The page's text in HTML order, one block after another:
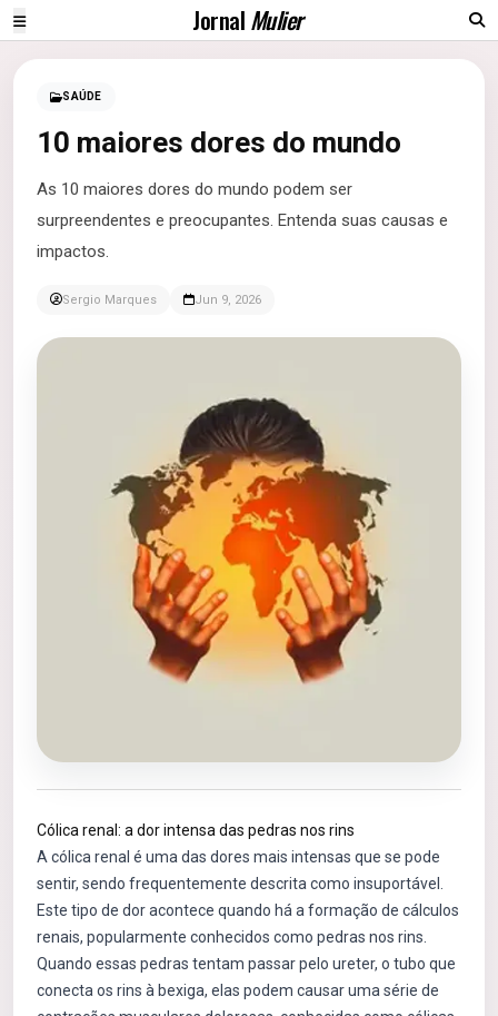
JornalMulier
SAÚDE
10 maiores dores do mundo
As 10 maiores dores do mundo podem ser
surpreendentes e preocupantes. Entenda suas causas e
impactos.
Sergio Marques Jun 9, 2026
Cólica renal: a dor intensa das pedras nos rins
A cólica renal é uma das dores mais intensas que se pode
sentir, sendo frequentemente descrita como insuportável.
Este tipo de dor acontece quando há a formação de cálculos
renais, popularmente conhecidos como pedras nos rins.
Quando essas pedras tentam passar pelo ureter, o tubo que
conecta os rins à bexiga, elas podem causar uma série de